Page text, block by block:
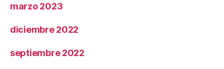
marzo 2023
diciembre 2022
septiembre 2022